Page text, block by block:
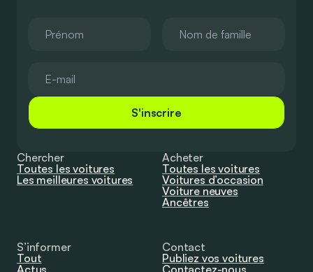
S'inscrire
Chercher
Toutes les voitures
Les meilleures voitures
Acheter
Toutes les voitures
Voitures d’occasion
Voiture neuves
Ancêtres
S’informer
Tout
Actus
Contact
Publiez vos voitures
Contactez-nous